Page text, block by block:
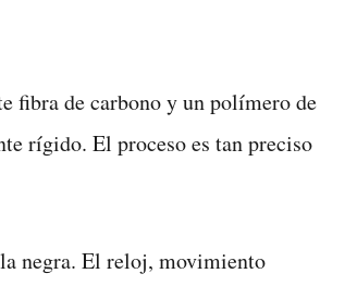
fibra de carbono y un polímero de
rígido. El proceso es tan preciso
negra. El reloj, movimiento